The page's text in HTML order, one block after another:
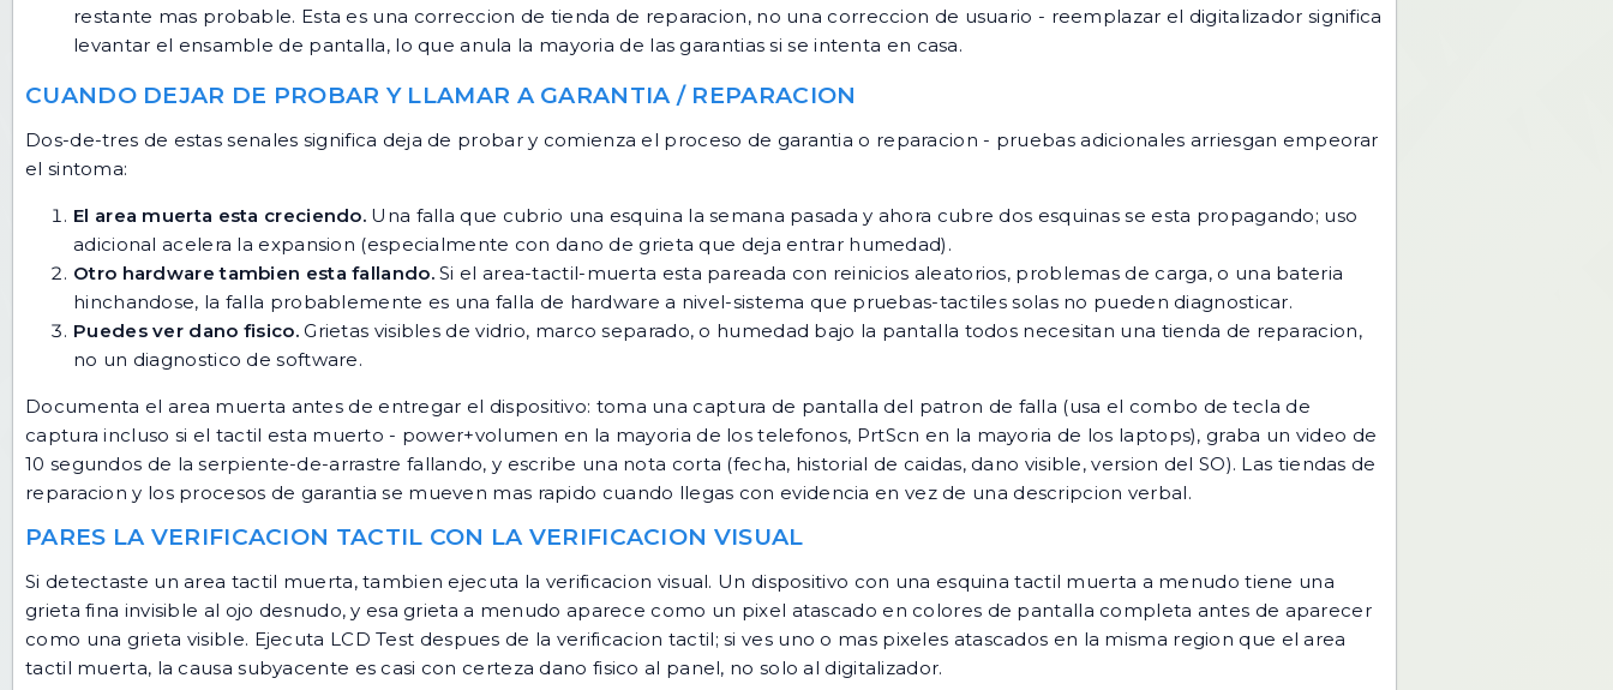
restante mas probable. Esta es una correccion de tienda de reparacion, no una correccion de usuario - reemplazar el digitalizador significa
levantar el ensamble de pantalla, lo que anula la mayoria de las garantias si se intenta en casa.
CUANDO DEJAR DE PROBAR Y LLAMAR A GARANTIA / REPARACION
Dos-de-tres de estas senales significa deja de probar y comienza el proceso de garantia o reparacion - pruebas adicionales arriesgan empeorar
el sintoma:
El area muerta esta creciendo. Una falla que cubrio una esquina la semana pasada y ahora cubre dos esquinas se esta propagando; uso
adicional acelera la expansion (especialmente con dano de grieta que deja entrar humedad).
Otro hardware tambien esta fallando.Si el area-tactil-muerta esta pareada con reinicios aleatorios, problemas de carga, o una bateria
hinchandose, la falla probablemente es una falla de hardware a nivel-sistema que pruebas-tactiles solas no pueden diagnosticar.
Puedes ver dano fisico.Grietas visibles de vidrio, marco separado, o humedad bajo la pantalla todos necesitan una tienda de reparacion,
no un diagnostico de software.
Documenta el area muerta antes de entregar el dispositivo: toma una captura de pantalla del patron de falla (usa el combo de tecla de
captura incluso si el tactil esta muerto - power+volumen en la mayoria de los telefonos, PrtScn en la mayoria de los laptops), graba un video de
10 segundos de la serpiente-de-arrastre fallando, y escribe una nota corta (fecha, historial de caidas, dano visible, version del SO). Las tiendas de
reparacion y los procesos de garantia se mueven mas rapido cuando llegas con evidencia en vez de una descripcion verbal.
PARES LA VERIFICACION TACTIL CON LA VERIFICACION VISUAL
Si detectaste un area tactil muerta, tambien ejecuta la verificacion visual. Un dispositivo con una esquina tactil muerta a menudo tiene una
grieta fina invisible al ojo desnudo, y esa grieta a menudo aparece como un pixel atascado en colores de pantalla completa antes de aparecer
como una grieta visible. Ejecuta LCD Test despues de la verificacion tactil; si ves uno o mas pixeles atascados en la misma region que el area
tactil muerta, la causa subyacente es casi con certeza dano fisico al panel, no solo al digitalizador.